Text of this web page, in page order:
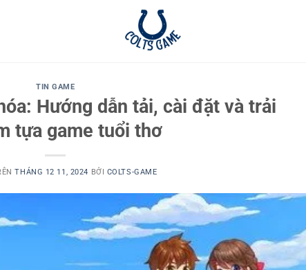
TIN GAME
Hướng dẫn tải, cài đặt và trải
tựa game tuổi thơ
THÁNG 12 11, 2024 BỞI COLTS-GAME